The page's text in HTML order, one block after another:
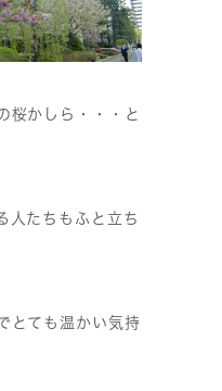
かしら・・・と
たちもふと立ち
ても温かい気持